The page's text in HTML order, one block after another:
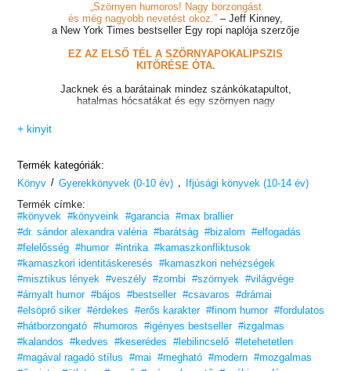
„Szörnyen humoros! Nagy borzongást
és még nagyobb nevetést okoz.” – Jeff Kinney,
a New York Times bestseller Egy ropi naplója szerzője
EZ AZ ELSŐ TÉL A SZÖRNYAPOKALIPSZIS
KITÖRÉSE ÓTA.
Jacknek és a barátainak mindez szánkókatapultot,
hatalmas hócsatákat és egy szörnyen nagy
karácsonyi ünnepséget jelent.
Jack nagyra becsült szörnymészároló eszközét,
Jack és a barátai hamarosan rájönnek,
hogy a kaszaboló a kulcspontja egy sötét tervnek,
ami az egész világot fenyegeti…
és mindent, ami azon túl van.
Netflix-sorozatot
ihlető történet legújabb része
új szörnyekkel, új rossz arcokkal és egy csomó
új poénnal vár rád!
BORZONGJ TE IS AZ ÚJ KALANDOKON!
„A sorozat újabb
+ kinyit
Termék kategóriák:
Könyv / Gyerekkönyvek (0-10 év) ,
Ifjúsági könyvek (10-14 év)
Termék címke:
#könyvek #könyveink #garancia #max brallier
#dr. sándor alexandra valéria #barátság #bizalom
#elfogadás
#felelősség #humor #intrika #kamaszkonfliktusok
#kamaszkori identitáskeresés
#kamaszkori nehézségek
#misztikus lények #veszély #zombi #szörnyek #világvége
#árnyalt humor #bájos #bestseller #csavaros
#drámai
#elsöprő siker #érdekes #erős karakter #finom humor #fordulatos
#hátborzongató #humoros #igényes bestseller #izgalmas
#kalandos
#kedves #keserédes #lebilincselő #letehetetlen
#magával ragadó stílus
#mai #megható #modern #mozgalmas